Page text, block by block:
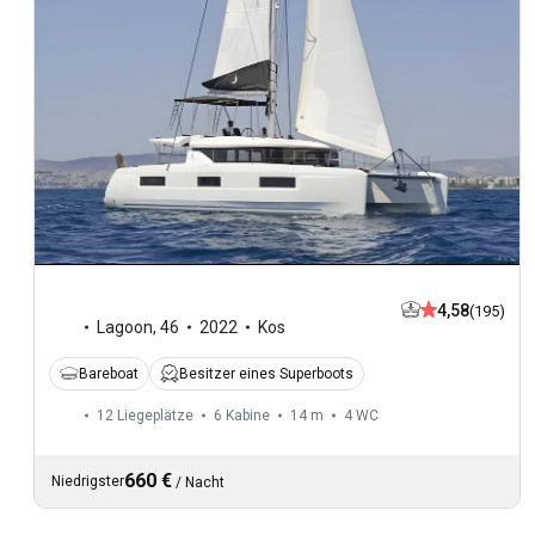
Lagoon, 46 2022 Kos
4,58(195)
Bareboat Besitzer eines Superboots
12 Liegeplätze 6 Kabine 14 m 4 WC
Niedrigster660 € / Nacht